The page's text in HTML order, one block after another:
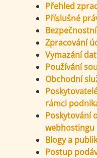
Přehled
Příslušné
Zpracování
Vymazání dat
Používání
Obchodní
rámci
Poskytování
webhostingu
Blogy a
Postup